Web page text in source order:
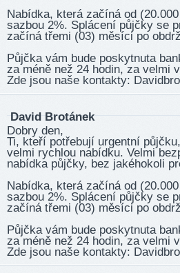
Nabídka, která začíná od
sazbou 2%. Splácení půjčky se
začíná třemi (03) měsíci po
Půjčka vám bude poskytnuta
za méně než 24 hodin, za velmi
Zde jsou naše kontakty:
David Brotánek
Dobry den,
Ti, kteří potřebují urgentní
velmi rychlou nabídku. Velmi
nabídka půjčky, bez jakéhokoli
Nabídka, která začíná od
sazbou 2%. Splácení půjčky se
začíná třemi (03) měsíci po
Půjčka vám bude poskytnuta
za méně než 24 hodin, za velmi
Zde jsou naše kontakty: